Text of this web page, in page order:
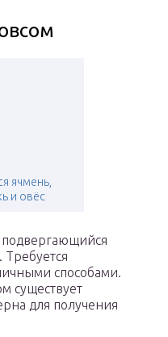
ячмень,
и овёс
подвергающийся
Требуется
способами.
существует
для получения